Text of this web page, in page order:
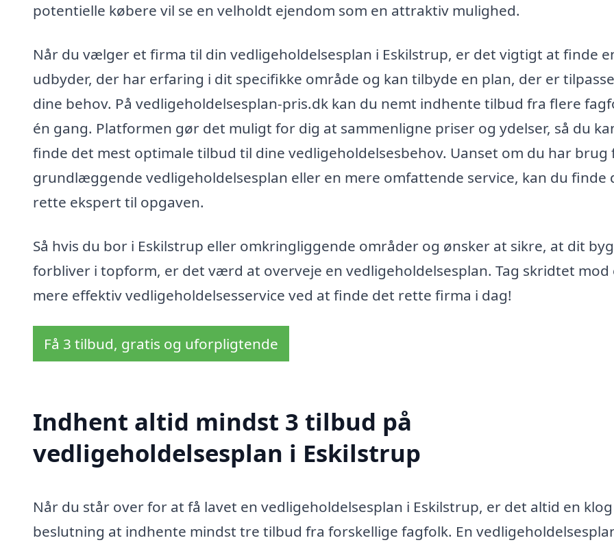
potentielle købere vil se en velholdt ejendom som en attraktiv mulighed.
Når du vælger et firma til din vedligeholdelsesplan i Eskilstrup, er det vigtigt at finde
udbyder, der har erfaring i dit specifikke område og kan tilbyde en plan, der er
dine behov. På vedligeholdelsesplan-pris.dk kan du nemt indhente tilbud fra flere
én gang. Platformen gør det muligt for dig at sammenligne priser og ydelser, så du
finde det mest optimale tilbud til dine vedligeholdelsesbehov. Uanset om du har brug
grundlæggende vedligeholdelsesplan eller en mere omfattende service, kan du finde
rette ekspert til opgaven.
Så hvis du bor i Eskilstrup eller omkringliggende områder og ønsker at sikre, at dit
forbliver i topform, er det værd at overveje en vedligeholdelsesplan. Tag skridtet mod
mere effektiv vedligeholdelsesservice ved at finde det rette firma i dag!
Få 3 tilbud, gratis og uforpligtende
Indhent altid mindst 3 tilbud på
vedligeholdelsesplan i Eskilstrup
Når du står over for at få lavet en vedligeholdelsesplan i Eskilstrup, er det altid en klog
beslutning at indhente mindst tre tilbud fra forskellige fagfolk. En